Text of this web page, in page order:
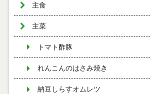
主食
主菜
トマト酢豚
れんこんのはさみ焼き
納豆しらすオムレツ